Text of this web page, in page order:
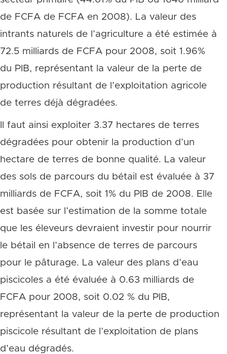
de FCFA de FCFA en 2008). La valeur des
intrants naturels de l’agriculture a été estimée à
72.5 milliards de FCFA pour 2008, soit 1.96%
du PIB, représentant la valeur de la perte de
production résultant de l’exploitation agricole
de terres déjà dégradées.
Il faut ainsi exploiter 3.37 hectares de terres
dégradées pour obtenir la production d’un
hectare de terres de bonne qualité. La valeur
des sols de parcours du bétail est évaluée à 37
milliards de FCFA, soit 1% du PIB de 2008. Elle
est basée sur l’estimation de la somme totale
que les éleveurs devraient investir pour nourrir
le bétail en l’absence de terres de parcours
pour le pâturage. La valeur des plans d’eau
piscicoles a été évaluée à 0.63 milliards de
FCFA pour 2008, soit 0.02 % du PIB,
représentant la valeur de la perte de production
piscicole résultant de l’exploitation de plans
d’eau dégradés.